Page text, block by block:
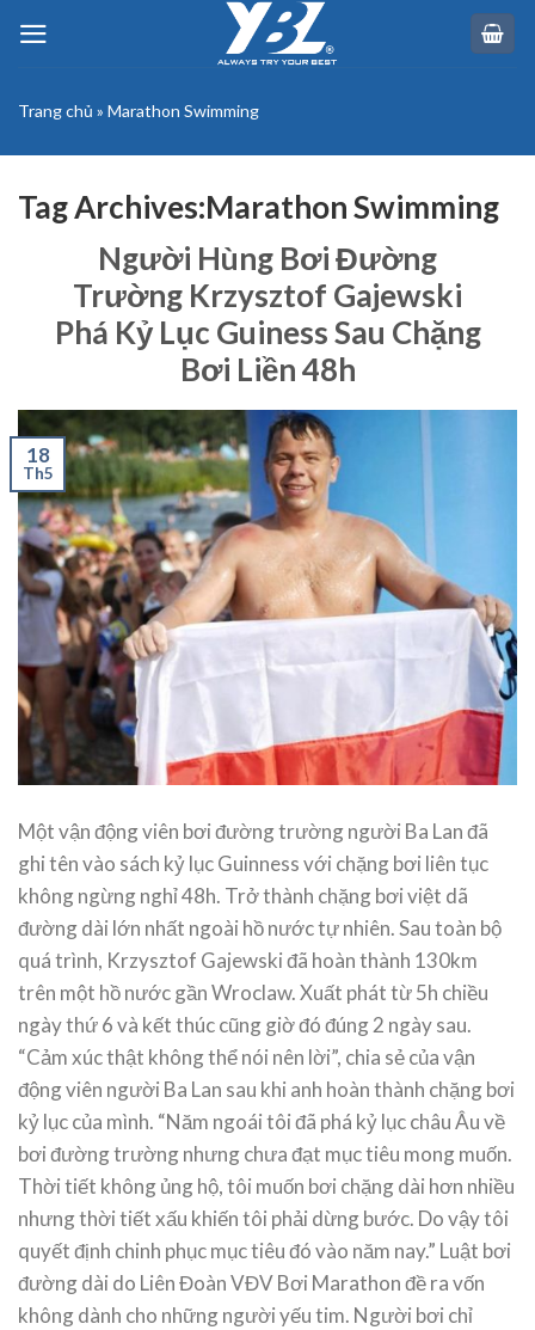
Trang chủ » Marathon Swimming
Tag Archives:Marathon Swimming
Người Hùng Bơi Đường
Trường Krzysztof Gajewski
Phá Kỷ Lục Guiness Sau Chặng
Bơi Liền 48h
18
Th5
Một vận động viên bơi đường trường người Ba Lan đã
ghi tên vào sách kỷ lục Guinness với chặng bơi liên tục
không ngừng nghỉ 48h. Trở thành chặng bơi việt dã
đường dài lớn nhất ngoài hồ nước tự nhiên. Sau toàn bộ
quá trình, Krzysztof Gajewski đã hoàn thành 130km
trên một hồ nước gần Wroclaw. Xuất phát từ 5h chiều
ngày thứ 6 và kết thúc cũng giờ đó đúng 2 ngày sau.
“Cảm xúc thật không thể nói nên lời”, chia sẻ của vận
động viên người Ba Lan sau khi anh hoàn thành chặng bơi
kỷ lục của mình. “Năm ngoái tôi đã phá kỷ lục châu Âu về
bơi đường trường nhưng chưa đạt mục tiêu mong muốn.
Thời tiết không ủng hộ, tôi muốn bơi chặng dài hơn nhiều
nhưng thời tiết xấu khiến tôi phải dừng bước. Do vậy tôi
quyết định chinh phục mục tiêu đó vào năm nay.” Luật bơi
đường dài do Liên Đoàn VĐV Bơi Marathon đề ra vốn
không dành cho những người yếu tim. Người bơi chỉ